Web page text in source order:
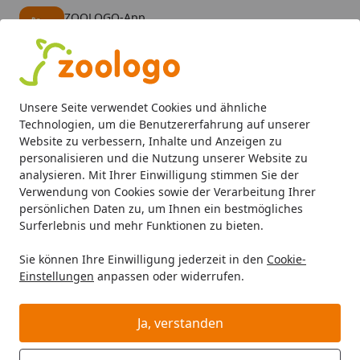
Unsere Seite verwendet Cookies und ähnliche
Technologien, um die Benutzererfahrung auf unserer
Website zu verbessern, Inhalte und Anzeigen zu
personalisieren und die Nutzung unserer Website zu
analysieren. Mit Ihrer Einwilligung stimmen Sie der
Verwendung von Cookies sowie der Verarbeitung Ihrer
persönlichen Daten zu, um Ihnen ein bestmögliches
Surferlebnis und mehr Funktionen zu bieten.
Sie können Ihre Einwilligung jederzeit in den Cookie-
Einstellungen anpassen oder widerrufen.
Ja, verstanden
ZOOLOGO-App
Alle Produkte
Mein Konto
Suchen
Startseite
Hund Hundefutter BARF & Frostfutter Kauartikel &
DeliBest 200 Gramm
Hundekauartikel